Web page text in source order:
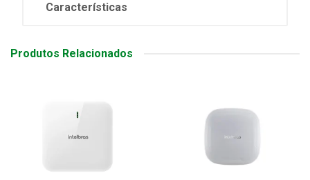
Características
Produtos Relacionados